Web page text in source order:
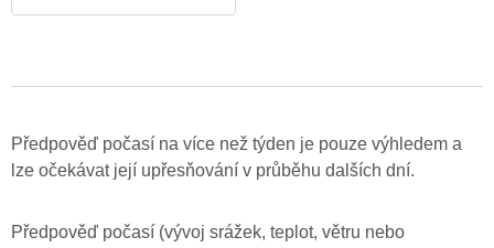
Předpověď počasí na více než týden je pouze výhledem a
lze očekávat její upřesňování v průběhu dalších dní.
Předpověď počasí (vývoj srážek, teplot, větru nebo